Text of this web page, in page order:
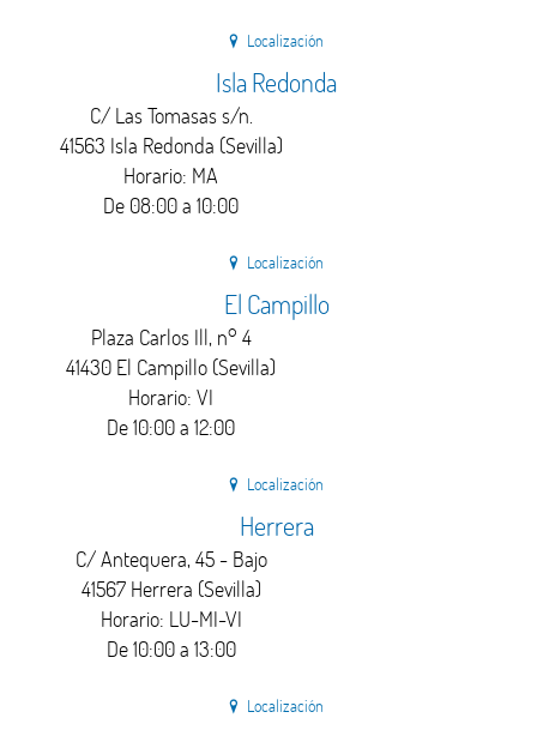
Localización
Isla Redonda
C/ Las Tomasas s/n.
41563 Isla Redonda (Sevilla)
Horario: MA
De 08:00 a 10:00
Localización
El Campillo
Plaza Carlos Ill, n° 4
41430 El Campillo (Sevilla)
Horario: VI
De 10:00 a 12:00
Localización
Herrera
C/ Antequera, 45 - Bajo
41567 Herrera (Sevilla)
Horario: LU-MI-VI
De 10:00 a 13:00
Localización